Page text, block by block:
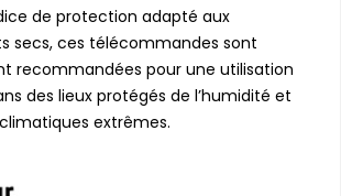
de protection adapté aux
secs, ces télécommandes sont
recommandées pour une utilisation
des lieux protégés de l’humidité et
extrêmes.